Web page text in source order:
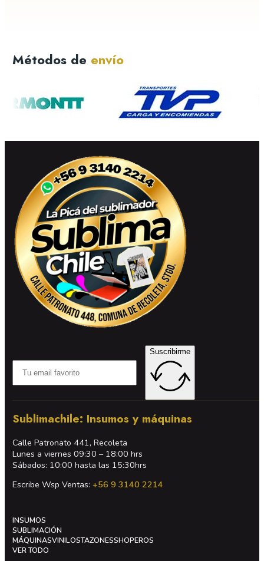
Métodos de envío
Suscribirme
Sublimachile: Insumos y máquinas
Calle Patronato 441, Recoleta
Lunes a viernes 09:30 – 18:00 hrs
Sábados: 10:00 hasta las 15:30hrs
Escribe Wsp Ventas:+56 9 3140 2214
INSUMOS
SUBLIMACIÓN
MÁQUINASVINILOSTAZONESSHOPEROS
VER TODO